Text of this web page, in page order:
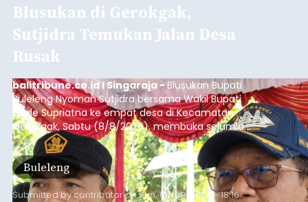
Blusukan di Gerokgak,
Sutjidra Temukan Jalan Desa
Rusak
balitribune.co.id I Singaraja - Blusukan Bupati
Buleleng Nyoman Sutjidra bersama Wakil Bupati
Gede Supriatna ke empat desa di Kecamatan
Gerokgak, Sabtu (8/8/2026), membuka sejumlah
persoalan yang masih dihadapi masyarakat. Dari
jalan desa yang rusak hingga potensi pertanian
yang belum optimal, semuanya menjadi
perhatian pemerintah daerah.
Buleleng
Submitted bycontributoronSun, 08/09/2026 - 18:16